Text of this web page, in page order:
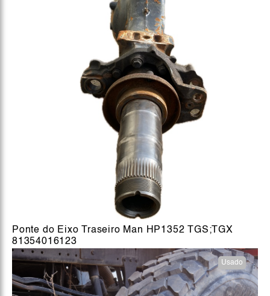
Ponte do Eixo Traseiro Man HP1352 TGS;TGX
81354016123
Usado